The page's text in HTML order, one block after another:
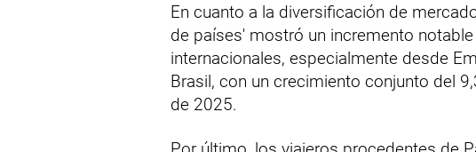
En cuanto a la diversificación de
de países' mostró un incremento
internacionales, especialmente desde
Brasil, con un crecimiento conjunto del
de 2025.